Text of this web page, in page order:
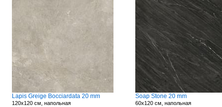
Lapis Greige Bocciardata 20 mm
120x120 см, напольная
Soap Stone 20 mm
60x120 см, напольная